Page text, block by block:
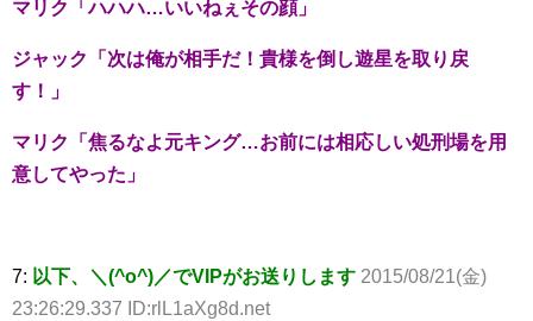
マリク「ハハハ…いいねぇその顔」
ジャック「次は俺が相手だ！貴様を倒し遊星を取り戻
す！」
マリク「焦るなよ元キング…お前には相応しい処刑場を用
意してやった」
7: 以下、＼(^o^)／でVIPがお送りします 2015/08/21(金)
23:26:29.337 ID:rlL1aXg8d.net